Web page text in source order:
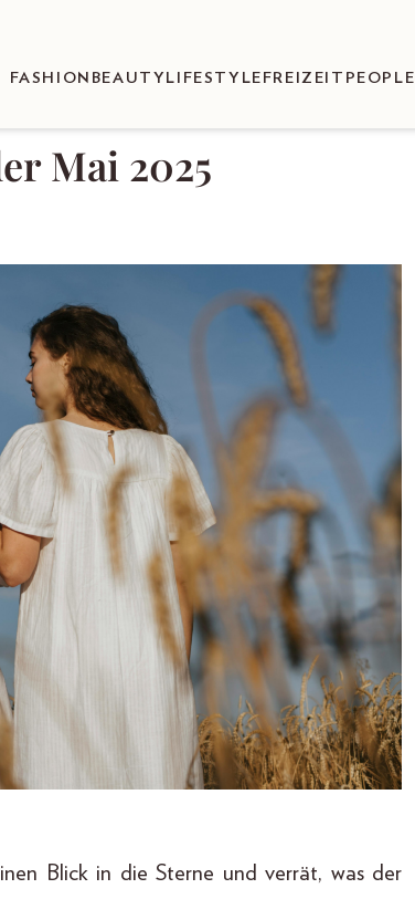
FASHION BEAUTY LIFESTYLE FREIZEIT PEOPLE
Mai 2025
Blick in die Sterne und verrät, was der